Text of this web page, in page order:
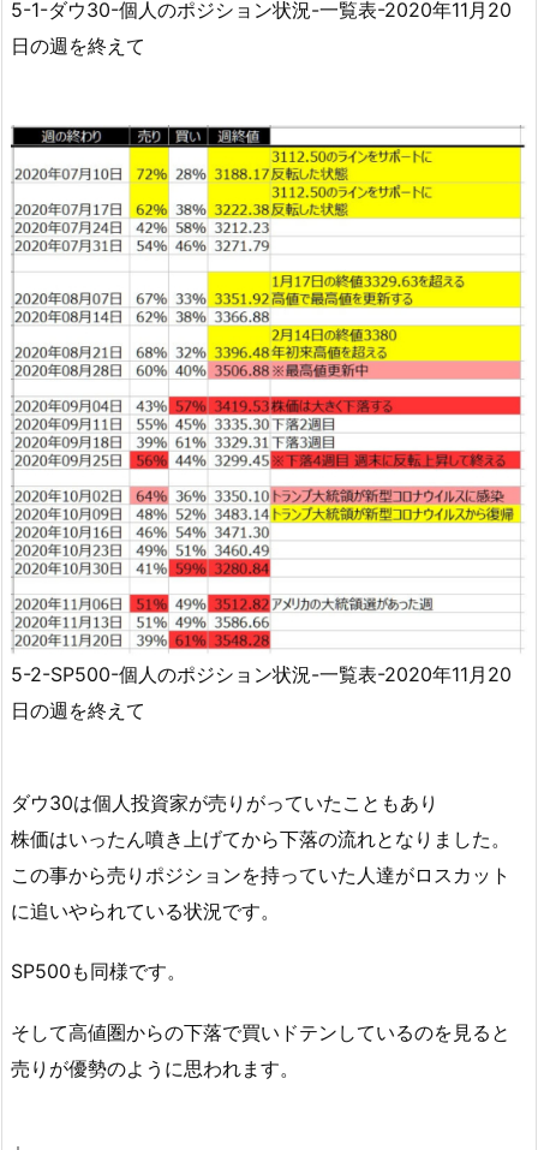
5-1-ダウ30-個人のポジション状況-一覧表-2020年11月20
日の週を終えて
5-2-SP500-個人のポジション状況-一覧表-2020年11月20
日の週を終えて
ダウ30は個人投資家が売りがっていたこともあり
株価はいったん噴き上げてから下落の流れとなりました。
この事から売りポジションを持っていた人達がロスカット
に追いやられている状況です。
SP500も同様です。
そして高値圏からの下落で買いドテンしているのを見ると
売りが優勢のように思われます。